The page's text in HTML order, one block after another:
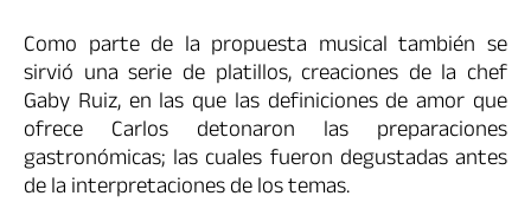
Como parte de la propuesta musical también se
sirvió una serie de platillos, creaciones de la chef
Gaby Ruiz, en las que las definiciones de amor que
ofrece Carlos detonaron las preparaciones
gastronómicas; las cuales fueron degustadas antes
de la interpretaciones de los temas.